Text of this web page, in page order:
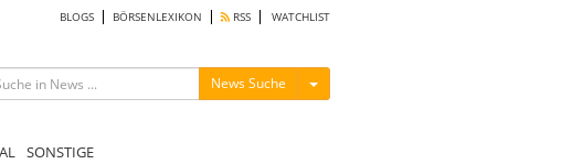
BLOGS BÖRSENLEXIKON RSS WATCHLIST
News Suche Menü ein-/ausblenden
SONSTIGE